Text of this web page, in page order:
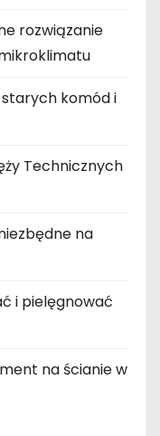
rozwiązanie
komód i
Technicznych
na
i pielęgnować
na ścianie w